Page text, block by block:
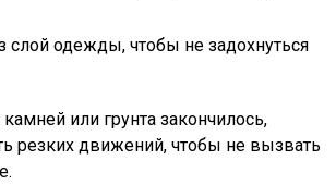
слой одежды, чтобы не задохнуться
или грунта закончилось,
резких движений, чтобы не вызвать